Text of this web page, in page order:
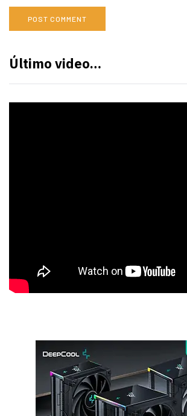
Último video…